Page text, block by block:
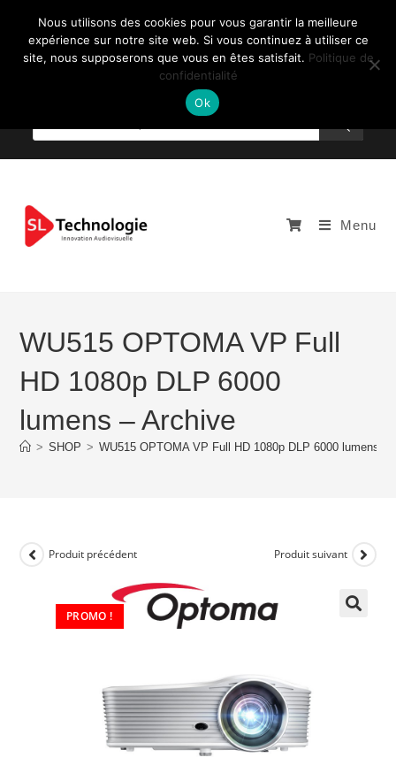
Menu
WU515 OPTOMA VP Full
HD 1080p DLP 6000
lumens – Archive
> SHOP > WU515 OPTOMA VP Full HD 1080p DLP 6000 lumens –
PROMO !
Produit précédent Produit suivant
Nous utilisons des cookies pour vous garantir la meilleure
expérience sur notre site web. Si vous continuez à utiliser ce
site, nous supposerons que vous en êtes satisfait. Politique de
confidentialité
Ok